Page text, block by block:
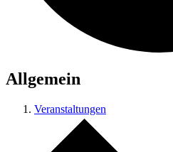
Allgemein
Veranstaltungen